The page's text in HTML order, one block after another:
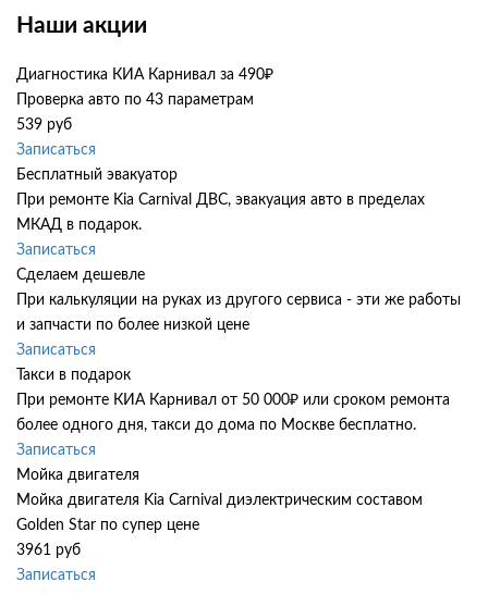
Наши акции
Диагностика КИА Карнивал за 490₽
Проверка авто по 43 параметрам
539 руб
Записаться
Бесплатный эвакуатор
При ремонте Kia Carnival ДВС, эвакуация авто в пределах
МКАД в подарок.
Записаться
Сделаем дешевле
При калькуляции на руках из другого сервиса - эти же работы
и запчасти по более низкой цене
Записаться
Такси в подарок
При ремонте КИА Карнивал от 50 000₽ или сроком ремонта
более одного дня, такси до дома по Москве бесплатно.
Записаться
Мойка двигателя
Мойка двигателя Kia Carnival диэлектрическим составом
Golden Star по супер цене
3961 руб
Записаться